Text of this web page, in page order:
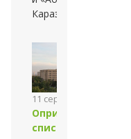
Каразінського»
11 серпня 2013 року
Оприлюднено
списки